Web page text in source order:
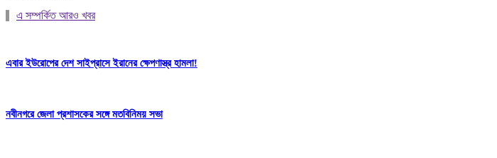
এ সম্পর্কিত আরও খবর
এবার ইউরোপের দেশ সাইপ্রাসে ইরানের ক্ষেপণাস্ত্র হামলা!
নবীনগরে জেলা প্রশাসকের সঙ্গে মতবিনিময় সভা